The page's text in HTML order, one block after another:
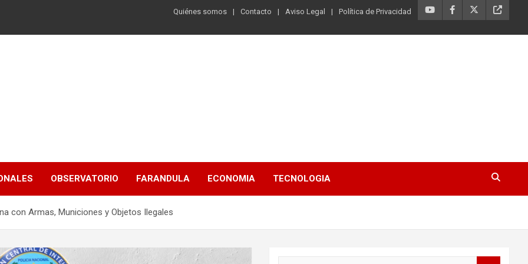
Quiénes somos Contacto Aviso Legal Política de Privacidad
OBSERVATORIO FARANDULA ECONOMIA TECNOLOGIA
con Armas, Municiones y Objetos Ilegales